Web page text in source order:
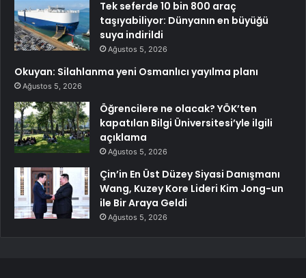
Tek seferde 10 bin 800 araç
taşıyabiliyor: Dünyanın en büyüğü
suya indirildi
Ağustos 5, 2026
Okuyan: Silahlanma yeni Osmanlıcı yayılma planı
Ağustos 5, 2026
Öğrencilere ne olacak? YÖK’ten
kapatılan Bilgi Üniversitesi’yle ilgili
açıklama
Ağustos 5, 2026
Çin’in En Üst Düzey Siyasi Danışmanı
Wang, Kuzey Kore Lideri Kim Jong-un
ile Bir Araya Geldi
Ağustos 5, 2026